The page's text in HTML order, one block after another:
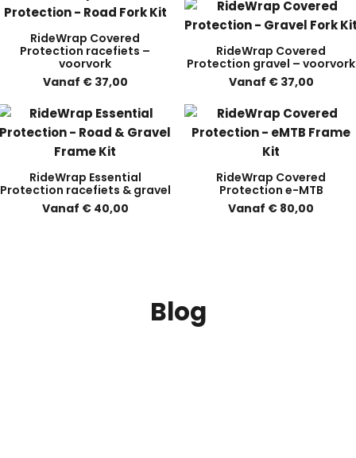
RideWrap Covered
Protection racefiets –
voorvork
Vanaf €37,00
RideWrap Covered
Protection gravel – voorvork
Vanaf €37,00
RideWrap Essential
Protection racefiets & gravel
Vanaf €40,00
RideWrap Covered
Protection e-MTB
Vanaf € 80,00
Blog